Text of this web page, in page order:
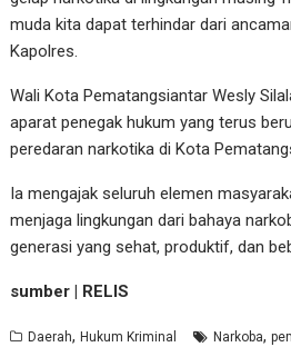
muda kita dapat terhindar dari
Kapolres.
Wali Kota Pematangsiantar Wesly
aparat penegak hukum yang terus
peredaran narkotika di Kota
Ia mengajak seluruh elemen
menjaga lingkungan dari bahaya
generasi yang sehat, produktif, dan
sumber | RELIS
Daerah,Hukum Kriminal Narkoba,